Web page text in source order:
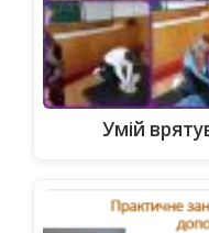
Умій